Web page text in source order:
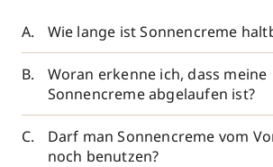
Wie lange ist Sonnencreme
Woran erkenne ich, dass meine
Sonnencreme abgelaufen ist?
Darf man Sonnencreme vom
noch benutzen?